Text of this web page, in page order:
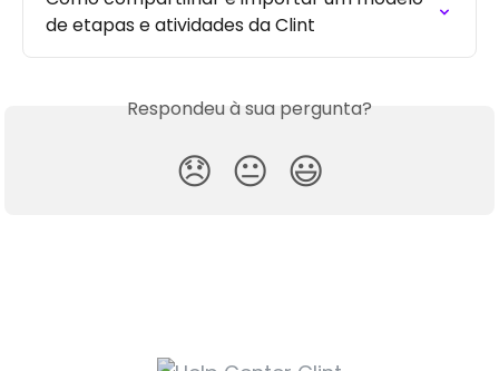
de etapas e atividades da Clint
Respondeu à sua pergunta?
😞 😐 😃